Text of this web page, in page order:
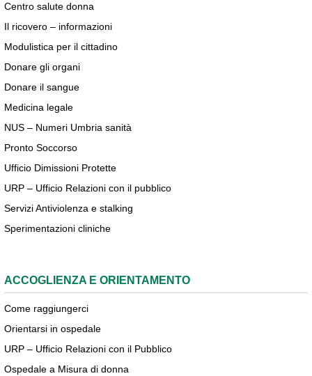
Centro salute donna
Il ricovero – informazioni
Modulistica per il cittadino
Donare gli organi
Donare il sangue
Medicina legale
NUS – Numeri Umbria sanità
Pronto Soccorso
Ufficio Dimissioni Protette
URP – Ufficio Relazioni con il pubblico
Servizi Antiviolenza e stalking
Sperimentazioni cliniche
ACCOGLIENZA E ORIENTAMENTO
Come raggiungerci
Orientarsi in ospedale
URP – Ufficio Relazioni con il Pubblico
Ospedale a Misura di donna